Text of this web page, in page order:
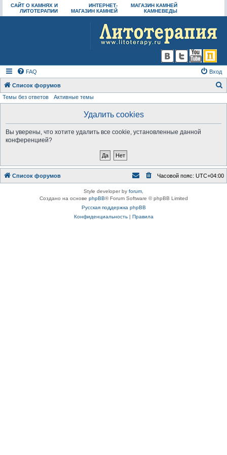
САЙТ О КАМНЯХ И
ЛИТОТЕРАПИИ
ИНТЕРНЕТ-
МАГАЗИН КАМНЕЙ
МАГАЗИН КАМНЕЙ
КАМНЕВЕДЫ
FAQ Вход
Список форумов
Темы без ответов Активные темы
Удалить cookies
Вы уверены, что хотите удалить все cookie, установленные данной
конференцией?
Список форумов Часовой пояс: UTC+04:00
Style developer by forum
Создано на основе phpBB® Forum Software © phpBB Limited
Русская поддержка phpBB
Конфиденциальность| Правила